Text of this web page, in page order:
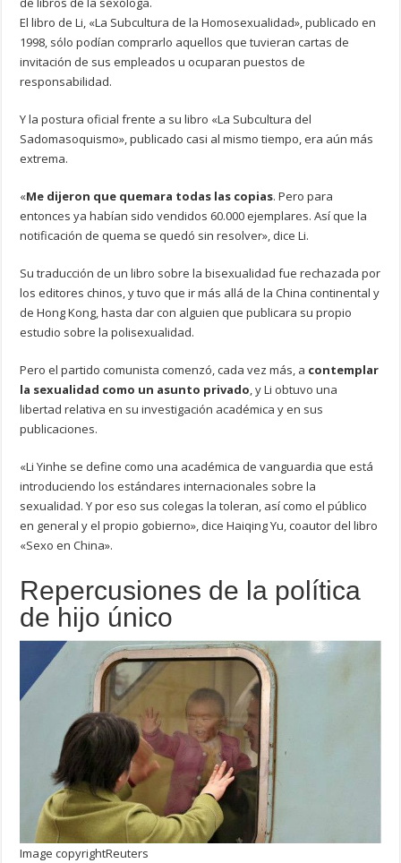
El libro de Li, «La Subcultura de la Homosexualidad», publicado en
1998, sólo podían comprarlo aquellos que tuvieran cartas de
invitación de sus empleados u ocuparan puestos de
responsabilidad.
Y la postura oficial frente a su libro «La Subcultura del
Sadomasoquismo», publicado casi al mismo tiempo, era aún más
extrema.
«Me dijeron que quemara todas las copias. Pero para
entonces ya habían sido vendidos 60.000 ejemplares. Así que la
notificación de quema se quedó sin resolver», dice Li.
Su traducción de un libro sobre la bisexualidad fue rechazada por
los editores chinos, y tuvo que ir más allá de la China continental y
de Hong Kong, hasta dar con alguien que publicara su propio
estudio sobre la polisexualidad.
Pero el partido comunista comenzó, cada vez más, a contemplar
la sexualidad como un asunto privado, y Li obtuvo una
libertad relativa en su investigación académica y en sus
publicaciones.
«Li Yinhe se define como una académica de vanguardia que está
introduciendo los estándares internacionales sobre la
sexualidad. Y por eso sus colegas la toleran, así como el público
en general y el propio gobierno», dice Haiqing Yu, coautor del libro
«Sexo en China».
Repercusiones de la política
de hijo único
Image copyrightReuters